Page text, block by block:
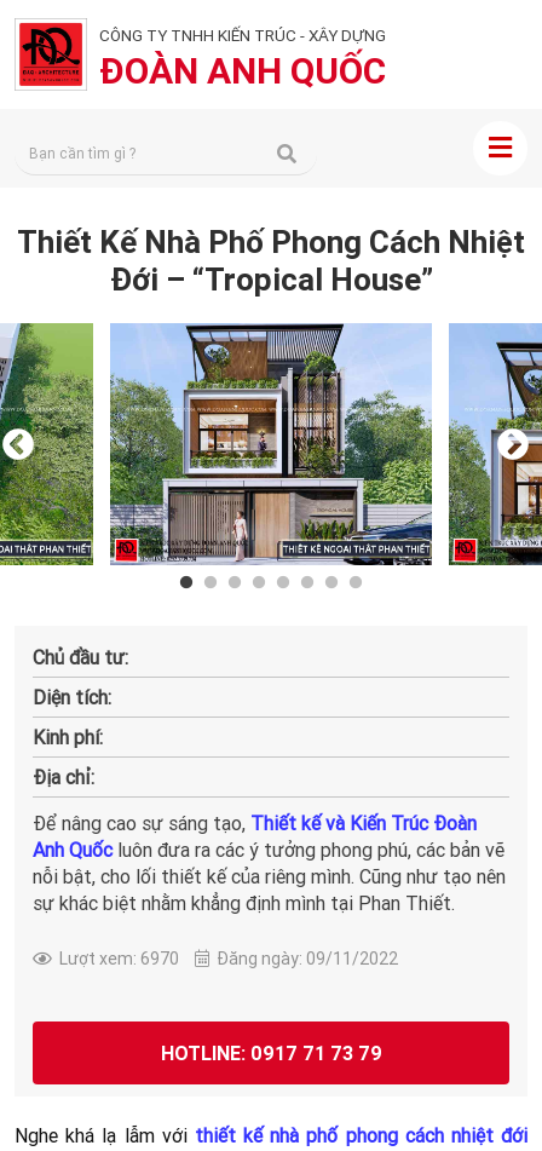
CÔNG TY TNHH KIẾN TRÚC - XÂY DỰNG
ĐOÀN ANH QUỐC
Thiết Kế Nhà Phố Phong Cách Nhiệt
Đới – “Tropical House”
Chủ đầu tư:
Diện tích:
Kinh phí:
Địa chỉ:
Để nâng cao sự sáng tạo, Thiết kế và Kiến Trúc Đoàn
Anh Quốcluôn đưa ra các ý tưởng phong phú, các bản vẽ
nỗi bật, cho lối thiết kế của riêng mình. Cũng như tạo nên
sự khác biệt nhằm khẳng định mình tại Phan Thiết.
Lượt xem: 6970 Đăng ngày: 09/11/2022
HOTLINE: 0917 71 73 79
Nghe khá lạ lẫm với thiết kế nhà phố phong cách nhiệt đới